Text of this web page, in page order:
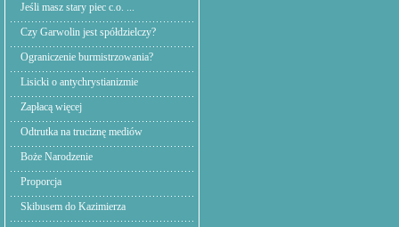
Jeśli masz stary piec c.o. ...
Czy Garwolin jest spółdzielczy?
Ograniczenie burmistrzowania?
Lisicki o antychrystianizmie
Zapłacą więcej
Odtrutka na truciznę mediów
Boże Narodzenie
Proporcja
Skibusem do Kazimierza